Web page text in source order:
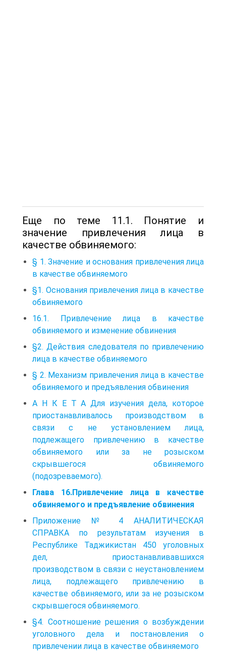
Еще по теме 11.1. Понятие и
значение привлечения лица в
качестве обвиняемого:
§ 1. Значение и основания привлечения лица
в качестве обвиняемого
§1. Основания привлечения лица в качестве
обвиняемого
16.1. Привлечение лица в качестве
обвиняемого и изменение обвинения
§2. Действия следователя по привлечению
лица в качестве обвиняемого
§ 2. Механизм привлечения лица в качестве
обвиняемого и предъявления обвинения
А Н К Е Т А Для изучения дела, которое
приостанавливалось производством в
связи с не установлением лица,
подлежащего привлечению в качестве
обвиняемого или за не розыском
скрывшегося обвиняемого
(подозреваемого).
Глава 16.Привлечение лица в качестве
обвиняемого и предъявление обвинения
Приложение № 4 АНАЛИТИЧЕСКАЯ
СПРАВКА по результатам изучения в
Республике Таджикистан 450 уголовных
дел, приостанавливавшихся
производством в связи с неустановлением
лица, подлежащего привлечению в
качестве обвиняемого, или за не розыском
скрывшегося обвиняемого.
§4. Соотношение решения о возбуждении
уголовного дела и постановления о
привлечении лица в качестве обвиняемого